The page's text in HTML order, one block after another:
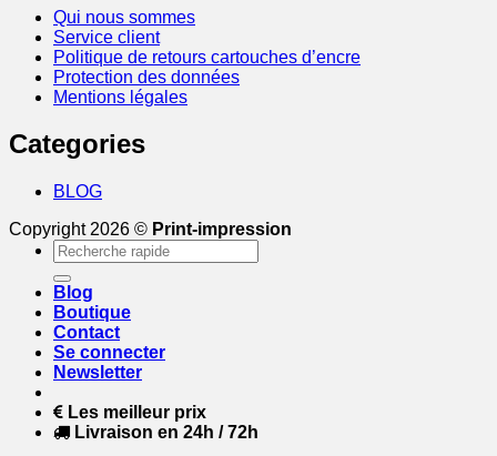
Qui nous sommes
Service client
Politique de retours cartouches d’encre
Protection des données
Mentions légales
Categories
BLOG
Copyright 2026 © Print-impression
Recherche
pour :
Blog
Boutique
Contact
Se connecter
Newsletter
Les meilleur prix
Livraison en 24h / 72h